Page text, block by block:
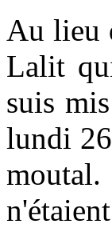
Au lieu
Lalit
suis
lundi